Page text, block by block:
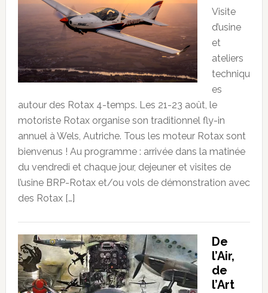
Visite
d’usine
et
ateliers
techniqu
es
autour des Rotax 4-temps. Les 21-23 août, le
motoriste Rotax organise son traditionnel fly-in
annuel à Wels, Autriche. Tous les moteur Rotax sont
bienvenus ! Au programme : arrivée dans la matinée
du vendredi et chaque jour, dejeuner et visites de
l’usine BRP-Rotax et/ou vols de démonstration avec
des Rotax […]
De
l’Air,
de
l’Art